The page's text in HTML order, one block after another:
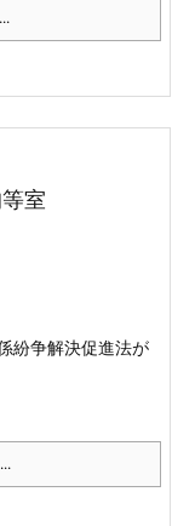
室
紛争解決促進法が